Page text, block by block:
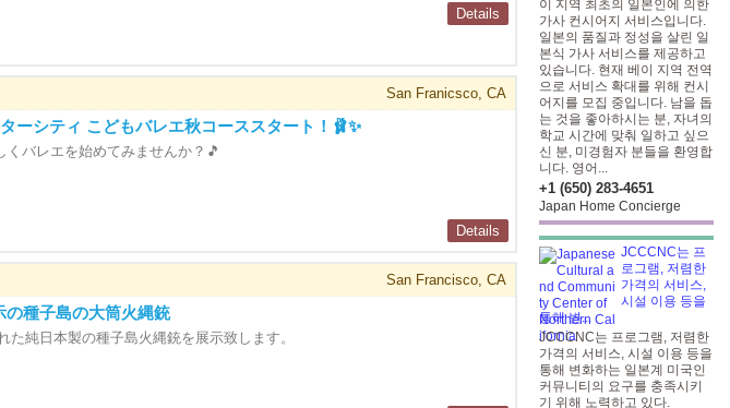
Details
San Franicsco, CA
ーシティ こどもバレエ秋コーススタート！🩰✨
バレエを始めてみませんか？🎵
Details
San Francisco, CA
種子島の大筒火縄銃
純日本製の種子島火縄銃を展示致します。
이 지역 최초의 일본인에 의한
가사 컨시어지 서비스입니다.
일본의 품질과 정성을 살린 일
본식 가사 서비스를 제공하고
있습니다. 현재 베이 지역 전역
으로 서비스 확대를 위해 컨시
어지를 모집 중입니다. 남을 돕
는 것을 좋아하시는 분, 자녀의
학교 시간에 맞춰 일하고 싶으
신 분, 미경험자 분들을 환영합
니다. 영어...
+1 (650) 283-4651
Japan Home Concierge
JCCCNC는 프
로그램, 저렴한
가격의 서비스,
시설 이용 등을
통해 변...
JCCCNC는 프로그램, 저렴한
가격의 서비스, 시설 이용 등을
통해 변화하는 일본계 미국인
커뮤니티의 요구를 충족시키
기 위해 노력하고 있다.